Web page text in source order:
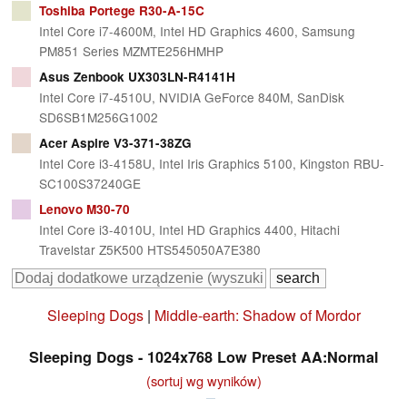
Toshiba Portege R30-A-15C
Intel Core i7-4600M, Intel HD Graphics 4600, Samsung
PM851 Series MZMTE256HMHP
Asus Zenbook UX303LN-R4141H
Intel Core i7-4510U, NVIDIA GeForce 840M, SanDisk
SD6SB1M256G1002
Acer Aspire V3-371-38ZG
Intel Core i3-4158U, Intel Iris Graphics 5100, Kingston RBU-
SC100S37240GE
Lenovo M30-70
Intel Core i3-4010U, Intel HD Graphics 4400, Hitachi
Travelstar Z5K500 HTS545050A7E380
Sleeping Dogs| Middle-earth: Shadow of Mordor
Sleeping Dogs - 1024x768 Low Preset AA:Normal
(sortuj wg wyników)